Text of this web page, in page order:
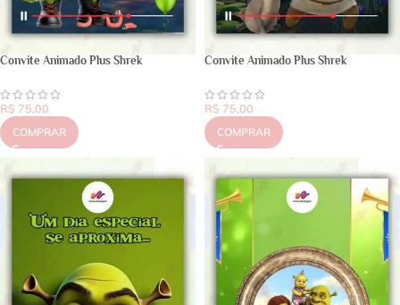
Convite Animado Plus Shrek
R$ 75,00
COMPRAR
Convite Animado Plus Shrek
R$ 75,00
COMPRAR